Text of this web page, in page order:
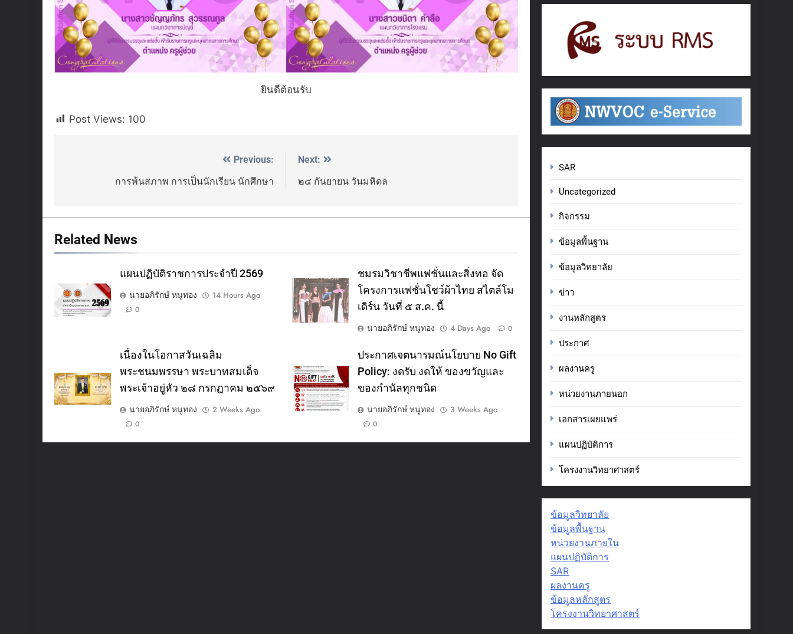
ยินดีต้อนรับ
Post Views: 100
navigation
Previous:
การพ้นสภาพ การเป็นนักเรียน นักศึกษา
Next:
๒๔ กันยายน วันมหิดล
Related News
แผนปฏิบัติราชการประจำปี 2569
นายอภิรักษ์ หนูทอง
14 Hours Ago
0
ชมรมวิชาชีพแฟชั่นและสิ่งทอ จัด
โครงการแฟชั่นโชว์ผ้าไทย สไตล์โม
เดิร์น วันที่ ๕ ส.ค. นี้
นายอภิรักษ์ หนูทอง
4 Days Ago 0
เนื่องในโอกาสวันเฉลิม
พระชนมพรรษา พระบาทสมเด็จ
พระเจ้าอยู่หัว ๒๘ กรกฎาคม ๒๕๖๙
นายอภิรักษ์ หนูทอง
2 Weeks Ago
0
ประกาศเจตนารมณ์นโยบาย No Gift
Policy: งดรับ งดให้ ของขวัญและ
ของกำนัลทุกชนิด
นายอภิรักษ์ หนูทอง
3 Weeks Ago
0
SAR
Uncategorized
กิจกรรม
ข้อมูลพื้นฐาน
ข้อมูลวิทยาลัย
ข่าว
งานหลักสูตร
ประกาศ
ผลงานครู
หน่วยงานภายนอก
เอกสารเผยแพร่
แผนปฏิบัติการ
โครงงานวิทยาศาสตร์
ข้อมูลวิทยาลัย
ข้อมูลพื้นฐาน
หน่วยงานภายใน
แผนปฏิบัติการ
SAR
ผลงานครู
ข้อมูลหลักสูตร
โครงงานวิทยาศาสตร์